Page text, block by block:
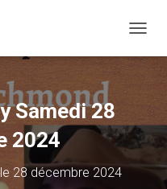
É
I
R
L
Samedi 28
2024
le 28 décembre 2024